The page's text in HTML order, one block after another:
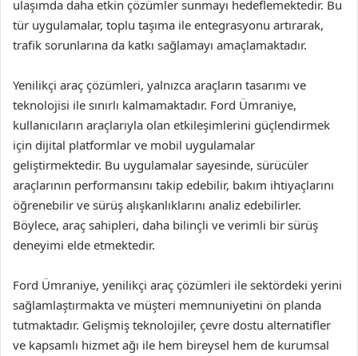
ulaşımda daha etkin çözümler sunmayı hedeflemektedir. Bu
tür uygulamalar, toplu taşıma ile entegrasyonu artırarak,
trafik sorunlarına da katkı sağlamayı amaçlamaktadır.
Yenilikçi araç çözümleri, yalnızca araçların tasarımı ve
teknolojisi ile sınırlı kalmamaktadır. Ford Ümraniye,
kullanıcıların araçlarıyla olan etkileşimlerini güçlendirmek
için dijital platformlar ve mobil uygulamalar
geliştirmektedir. Bu uygulamalar sayesinde, sürücüler
araçlarının performansını takip edebilir, bakım ihtiyaçlarını
öğrenebilir ve sürüş alışkanlıklarını analiz edebilirler.
Böylece, araç sahipleri, daha bilinçli ve verimli bir sürüş
deneyimi elde etmektedir.
Ford Ümraniye, yenilikçi araç çözümleri ile sektördeki yerini
sağlamlaştırmakta ve müşteri memnuniyetini ön planda
tutmaktadır. Gelişmiş teknolojiler, çevre dostu alternatifler
ve kapsamlı hizmet ağı ile hem bireysel hem de kurumsal